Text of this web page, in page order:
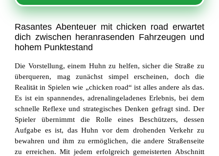
Rasantes Abenteuer mit chicken road erwartet
dich zwischen heranrasenden Fahrzeugen und
hohem Punktestand
Die Vorstellung, einem Huhn zu helfen, sicher die Straße zu
überqueren, mag zunächst simpel erscheinen, doch die
Realität in Spielen wie „chicken road“ ist alles andere als das.
Es ist ein spannendes, adrenalingeladenes Erlebnis, bei dem
schnelle Reflexe und strategisches Denken gefragt sind. Der
Spieler übernimmt die Rolle eines Beschützers, dessen
Aufgabe es ist, das Huhn vor dem drohenden Verkehr zu
bewahren und ihm zu ermöglichen, die andere Straßenseite
zu erreichen. Mit jedem erfolgreich gemeisterten Abschnitt